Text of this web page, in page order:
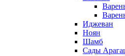
Иджеван
Ноян
Шамб
Сады